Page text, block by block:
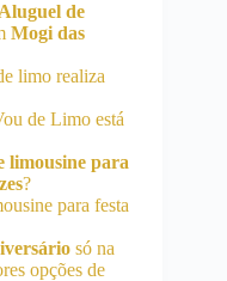
Aluguel de
Mogi das
limo realiza
de Limo está
limousine para
?
para festa
só na
opções de